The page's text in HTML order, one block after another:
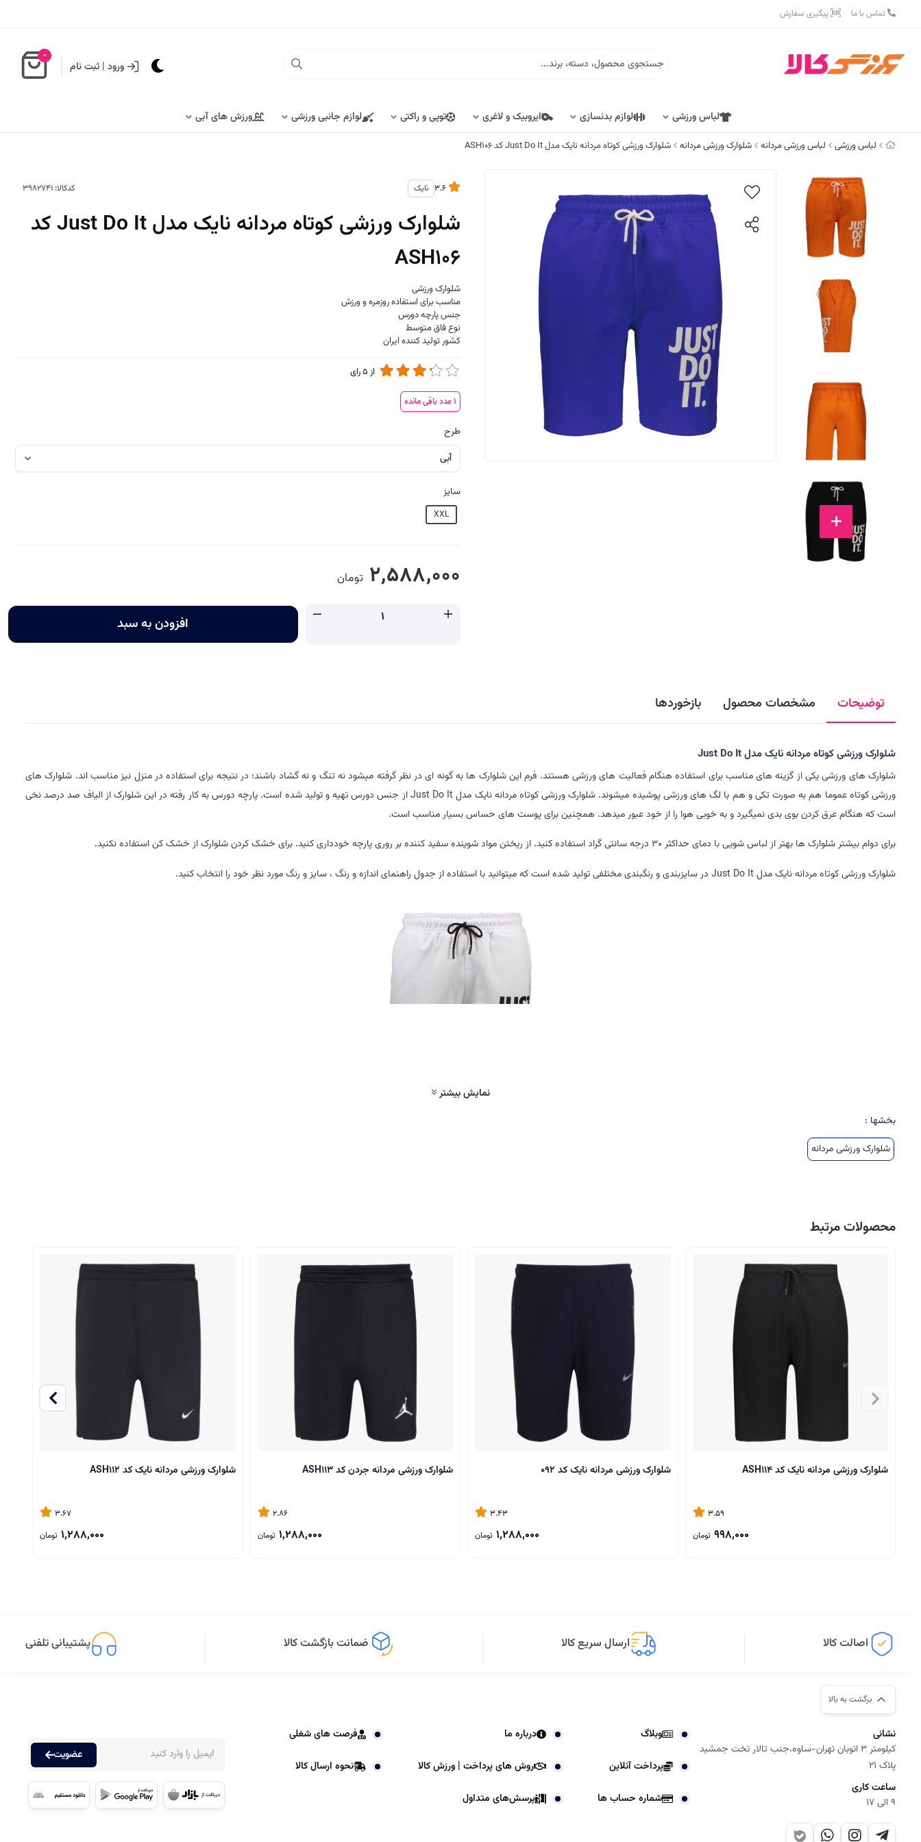
تماس با ما پیگیری سفارش
ورود | ثبت نام
0
لباس ورزشی لوازم بدنسازی ایروبیک و لاغری توپی و راکتی لوازم جانبی ورزشی ورزش های آبی
لباس ورزشی لباس ورزشی مردانه شلوارک ورزشی مردانه شلوارک ورزشی کوتاه مردانه نایک مدل Just Do It کد ASH106
نایک کدکالا:
شلوارک ورزشی کوتاه مردانه نایک مدل Just Do It کد
ASH106
شلوارک ورزشی
مناسب برای استفاده روزمره و ورزش
جنس پارچه دورس
نوع فاق متوسط
کشور تولید کننده ایران
از 5رای
1عدد باقی مانده
طرح
سایز
XXL
2,588,000 تومان
افزودن به سبد
توضیحات مشخصات محصول بازخوردها
شلوارک ورزشی کوتاه مردانه نایک مدل Just Do It
شلوارک های ورزشی یکی از گزینه های مناسب برای استفاده هنگام فعالیت های ورزشی هستند. فرم این شلوارک ها به گونه ای در نظر گرفته میشود نه تنگ و نه گشاد باشند؛ در نتیجه برای استفاده در منزل نیز مناسب اند. شلوارک های
ورزشی کوتاه عموما هم به صورت تکی و هم با لگ های ورزشی پوشیده میشوند. شلوارک ورزشی کوتاه مردانه نایک مدل Just Do It از جنس دورس تهیه و تولید شده است. پارچه دورس به کار رفته در این شلوارک از الیاف صد درصد نخی
است که هنگام عرق کردن بوی بدی نمیگیرد و به خوبی هوا را از خود عبور میدهد. همچنین برای پوست های حساس بسیار مناسب است.
برای دوام بیشتر شلوارک ها بهتر از لباس شویی با دمای حداکثر 30 درجه سانتی گراد استفاده کنید. از ریختن مواد شوینده سفید کننده بر روری پارچه خودداری کنید. برای خشک کردن شلوارک از خشک کن استفاده نکنید.
شلوارک ورزشی کوتاه مردانه نایک مدل Just Do It در سایزبندی و رنگبندی مختلفی تولید شده است که میتوانید با استفاده از جدول راهنمای اندازه و رنگ ، سایز و رنگ مورد نظر خود را انتخاب کنید.
نمایش بیشتر
بخشها :
شلوارک ورزشی مردانه
محصولات مرتبط
شلوارک ورزشی مردانه نایک کد ASH114
3.59
998,000 تومان
شلوارک ورزشی مردانه نایک کد 092
3.43
1,288,000 تومان
شلوارک ورزشی مردانه جردن کد ASH113
2.86
1,288,000 تومان
شلوارک ورزشی مردانه نایک کد ASH112
3.67
1,288,000 تومان
اصالت کالا ارسال سریع کالا ضمانت بازگشت کالا پشتیبانی تلفنی
برگشت به بالا
نشانی
کیلومتر 3 اتوبان تهران-ساوه،جنب تالار تخت جمشید
پلاک 21
ساعت کاری
9 الی 17
وبلاگ درباره ما فرصت های شغلی
پرداخت آنلاین روش های پرداخت | ورزش کالا نحوه ارسال کالا
شماره حساب ها پرسش‌های متداول
عضویت